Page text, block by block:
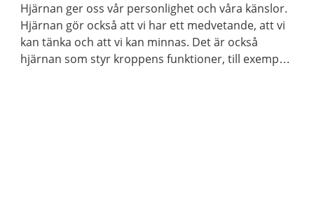
Hjärnan ger oss vår personlighet och våra känslor.
Hjärnan gör också att vi har ett medvetande, att vi
kan tänka och att vi kan minnas. Det är också
hjärnan som styr kroppens funktioner, till exempel